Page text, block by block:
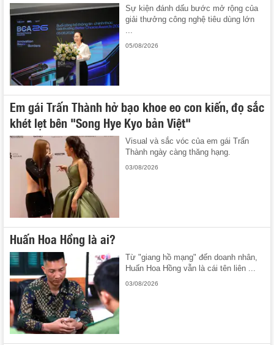
Sự kiện đánh dấu bước mở rộng của
giải thưởng công nghệ tiêu dùng lớn
...
05/08/2026
Em gái Trấn Thành hở bạo khoe eo con kiến, đọ sắc
khét lẹt bên "Song Hye Kyo bản Việt"
Visual và sắc vóc của em gái Trấn
Thành ngày càng thăng hạng.
03/08/2026
Huấn Hoa Hồng là ai?
Từ "giang hồ mạng" đến doanh nhân,
Huấn Hoa Hồng vẫn là cái tên liên ...
03/08/2026